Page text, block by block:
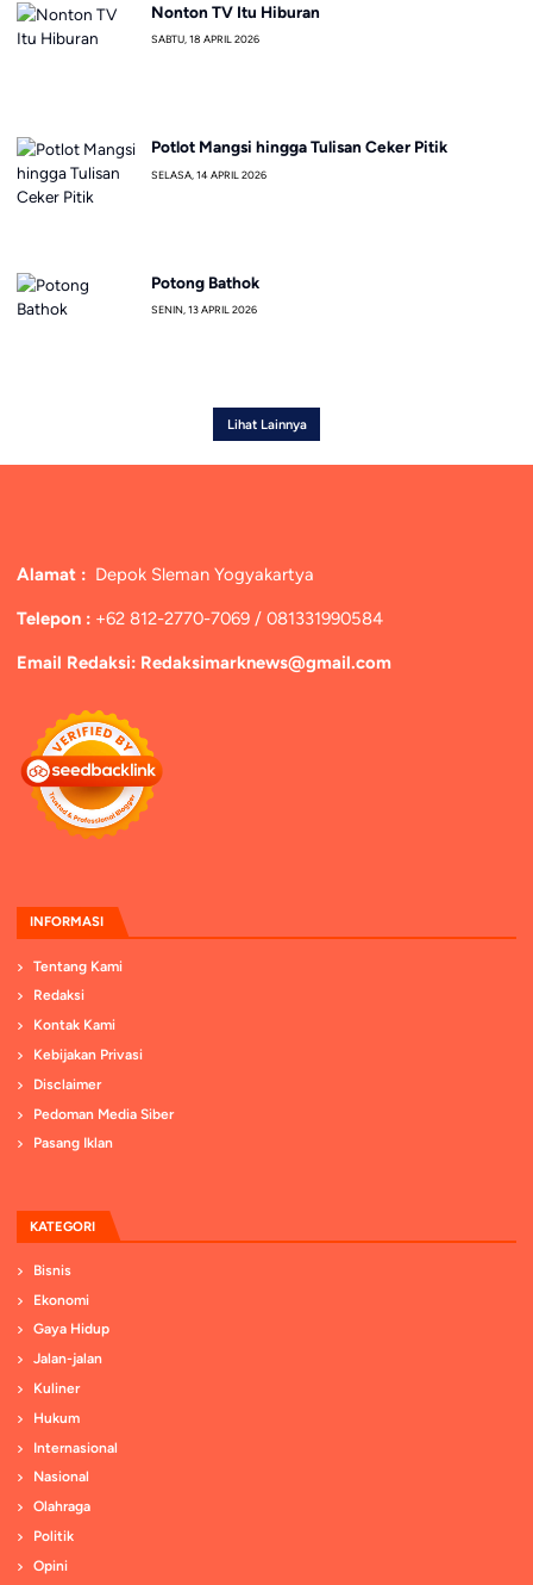
Nonton TV Itu Hiburan
SABTU, 18 APRIL 2026
Potlot Mangsi hingga Tulisan Ceker Pitik
SELASA, 14 APRIL 2026
Potong Bathok
SENIN, 13 APRIL 2026
Lihat Lainnya
Alamat : Depok Sleman Yogyakartya
Telepon : +62 812-2770-7069 / 081331990584
Email Redaksi: Redaksimarknews@gmail.com
INFORMASI
Tentang Kami
Redaksi
Kontak Kami
Kebijakan Privasi
Disclaimer
Pedoman Media Siber
Pasang Iklan
KATEGORI
Bisnis
Ekonomi
Gaya Hidup
Jalan-jalan
Kuliner
Hukum
Internasional
Nasional
Olahraga
Politik
Opini